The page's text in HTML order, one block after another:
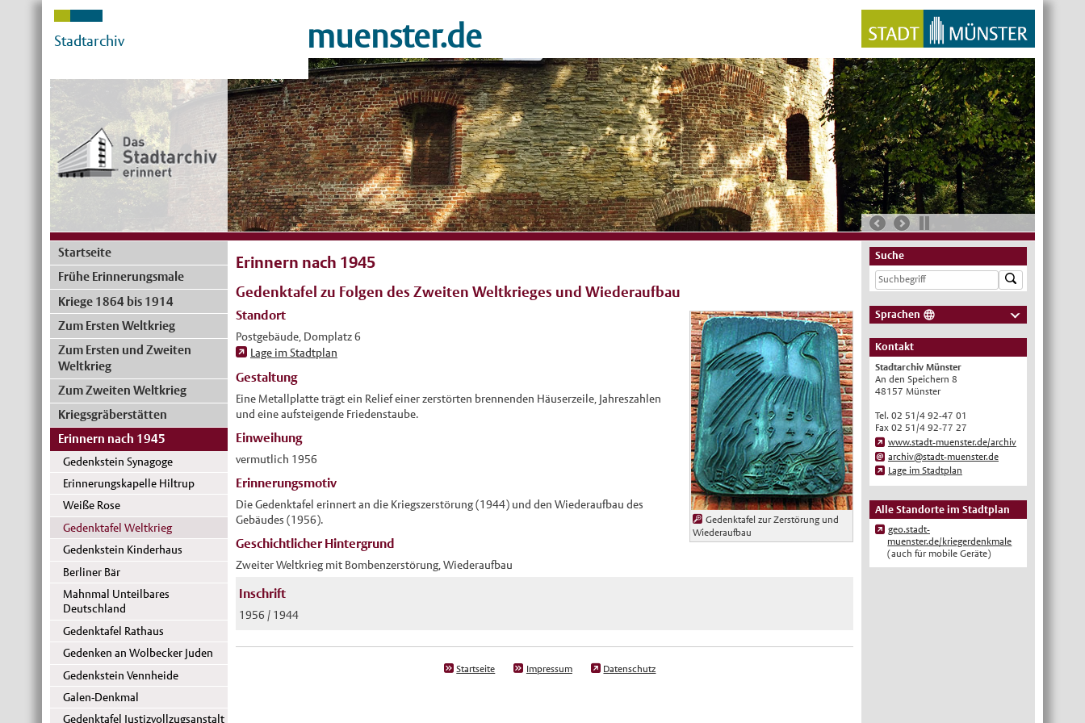
Stadtarchiv muenster.de
Startseite
Frühe Erinnerungsmale
Kriege 1864 bis 1914
Zum Ersten Weltkrieg
Zum Ersten und Zweiten
Weltkrieg
Zum Zweiten Weltkrieg
Kriegsgräberstätten
Erinnern nach 1945
Gedenkstein Synagoge
Erinnerungskapelle Hiltrup
Weiße Rose
Gedenktafel Weltkrieg
Gedenkstein Kinderhaus
Berliner Bär
Mahnmal Unteilbares
Deutschland
Gedenktafel Rathaus
Gedenken an Wolbecker Juden
Gedenkstein Vennheide
Galen-Denkmal
Gedenktafel Justizvollzugsanstalt
Erinnern nach 1945
Gedenktafel zu Folgen des Zweiten Weltkrieges und Wiederaufbau
Gedenktafel zur Zerstörung und
Wiederaufbau
Standort
Postgebäude, Domplatz 6
Lage im Stadtplan
Gestaltung
Eine Metallplatte trägt ein Relief einer zerstörten brennenden Häuserzeile, Jahreszahlen
und eine aufsteigende Friedenstaube.
Einweihung
vermutlich 1956
Erinnerungsmotiv
Die Gedenktafel erinnert an die Kriegszerstörung (1944) und den Wiederaufbau des
Gebäudes (1956).
Geschichtlicher Hintergrund
Zweiter Weltkrieg mit Bombenzerstörung, Wiederaufbau
Inschrift
1956 / 1944
Startseite Impressum Datenschutz
Suche
Sprachen
Deutsch
Nederlands
English
Türkçe
اللغة العربية
Français
Español
Polski
Русский
中文
Kontakt
Stadtarchiv Münster
An den Speichern 8
48157 Münster
Tel. 02 51/4 92-47 01
Fax 02 51/4 92-77 27
www.stadt-muenster.de/archiv
archiv@stadt-muenster.de
Lage im Stadtplan
Alle Standorte im Stadtplan
geo.stadt-
muenster.de/kriegerdenkmale
(auch für mobile Geräte)